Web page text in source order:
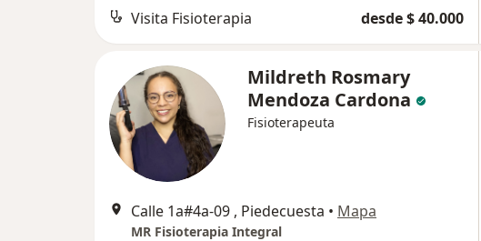
Visita Fisioterapia desde $ 40.000
Mildreth Rosmary
Mendoza Cardona
Fisioterapeuta
Calle 1a#4a-09 , Piedecuesta • Mapa
MR Fisioterapia Integral